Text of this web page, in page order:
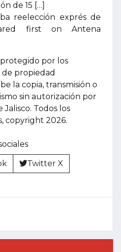
de 15 […]
reelección exprés de
first on Antena
por los
propiedad
la copia, transmisión o
sin autorización por
Todos los
copyright 2026.
Twitter X